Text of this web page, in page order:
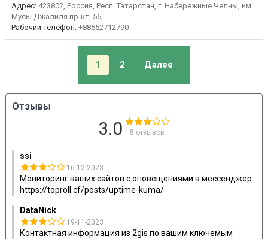
Адрес:423802, Россия, Респ. Татарстан, г. Набережные Челны, им
Мусы Джалиля пр-кт, 56,
Рабочий телефон:+88552712790
1 2 Далее
Отзывы
3.0 8 отзывов
ssi
16-12-2023
Мониторинг ваших сайтов с оповещениями в мессенджер
https://toproll.cf/posts/uptime-kuma/
DataNick
19-11-2023
Контактная информация из 2gis по вашим ключемым